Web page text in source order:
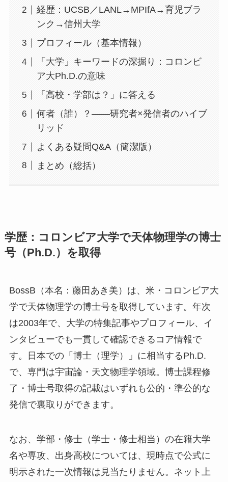
経歴：UCSB／LANL→MPIfA→育児ブラ
ンク→信州大学
プロフィール（基本情報）
「大学」キーワードの深掘り：コロンビ
ア大Ph.D.の意味
「高校・学部は？」に答える
何者（誰）？——研究者×発信者のハイブ
リッド
よくある疑問Q&A（簡潔版）
まとめ（総括）
学歴：コロンビア大学で天体物理学の博士
号（Ph.D.）を取得
BossB（本名：藤田あき美）は、米・コロンビア大
学で天体物理学の博士号を取得しています。年次
は2003年で、大学の特集記事やプロフィール、イ
ンタビューでも一貫して確認できるコア情報で
す。日本での「博士（理学）」に相当するPh.D.
で、専門は宇宙論・天文物理学領域。博士課程修
了・博士号取得の記載はいずれも公的・準公的な
発信で裏取りができます。
なお、学部・修士（学士・修士相当）の在籍大学
名や専攻、出身高校については、現時点で公式に
明示された一次情報は見当たりません。ネット上